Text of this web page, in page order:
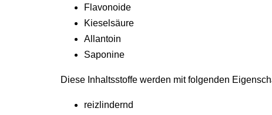
Flavonoide
Kieselsäure
Allantoin
Saponine
Diese Inhaltsstoffe werden mit folgenden
reizlindernd